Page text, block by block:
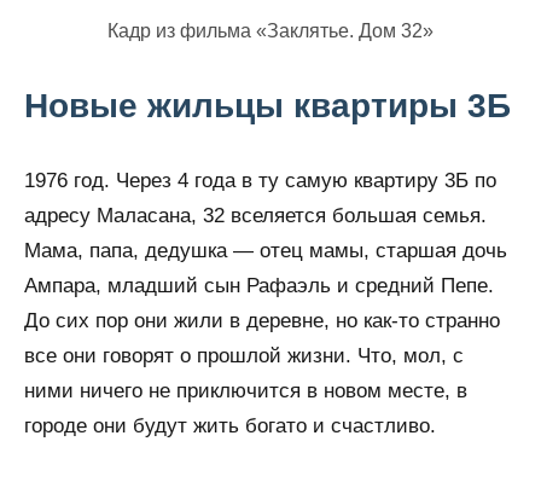
Кадр из фильма «Заклятье. Дом 32»
Новые жильцы квартиры 3Б
1976 год. Через 4 года в ту самую квартиру 3Б по
адресу Маласана, 32 вселяется большая семья.
Мама, папа, дедушка — отец мамы, старшая дочь
Ампара, младший сын Рафаэль и средний Пепе.
До сих пор они жили в деревне, но как-то странно
все они говорят о прошлой жизни. Что, мол, с
ними ничего не приключится в новом месте, в
городе они будут жить богато и счастливо.